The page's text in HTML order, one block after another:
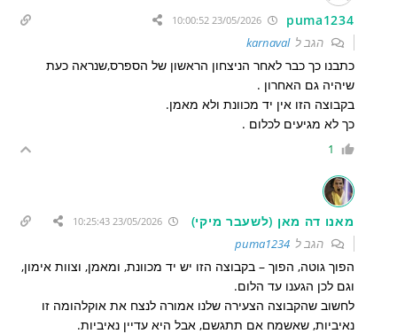
puma1234
23/05/2026 10:00:52
הגב לkarnaval
כתבנו כך כבר לאחר הניצחון הראשון של הספרס,שנראה כעת
שיהיה גם האחרון .
בקבוצה הזו אין יד מכוונת ולא מאמן.
כך לא מגיעים לכלום .
1
מאנו דה מאן (לשעבר מיקי) 23/05/2026 10:25:43
הגב לpuma1234
הפוך גוטה, הפוך – בקבוצה הזו יש יד מכוונת, ומאמן, וצוות אימון,
וגם לכן הגענו עד הלום.
לחשוב שהקבוצה הצעירה שלנו אמורה לנצח את אוקלהומה זו
נאיביות, שאשמח אם תתגשם, אבל היא עדיין נאיביות.